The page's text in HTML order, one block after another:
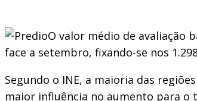
O valor médio de avaliação
face a setembro, fixando-se nos
Segundo o INE, a maioria das
maior influência no aumento para o